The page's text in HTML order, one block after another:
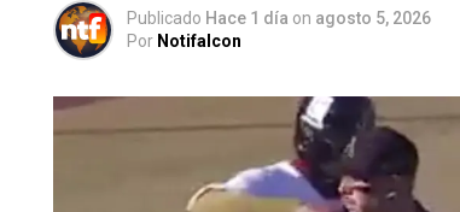
Publicado Hace 1 día on agosto 5, 2026
Por Notifalcon